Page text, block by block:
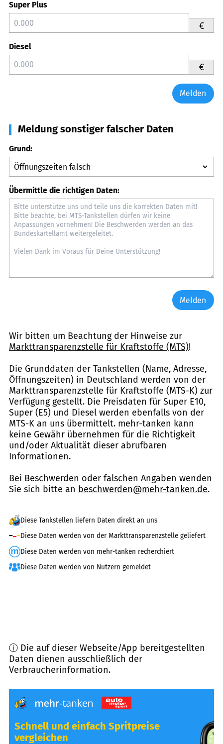
Super Plus
€
Diesel
€
Melden
Meldung sonstiger falscher Daten
Grund:
Übermittle die richtigen Daten:
Melden
Wir bitten um Beachtung der Hinweise zur
Markttransparenzstelle für Kraftstoffe (MTS)!
Die Grunddaten der Tankstellen (Name, Adresse,
Öffnungszeiten) in Deutschland werden von der
Markttransparenzstelle für Kraftstoffe (MTS-K) zur
Verfügung gestellt. Die Preisdaten für Super E10,
Super (E5) und Diesel werden ebenfalls von der
MTS-K an uns übermittelt. mehr-tanken kann
keine Gewähr übernehmen für die Richtigkeit
und/oder Aktualität dieser abrufbaren
Informationen.
Bei Beschwerden oder falschen Angaben wenden
Sie sich bitte an beschwerden@mehr-tanken.de.
Diese Tankstellen liefern Daten direkt an uns
Diese Daten werden von der Markttransparenzstelle geliefert
Diese Daten werden von mehr-tanken recherchiert
Diese Daten werden von Nutzern gemeldet
ⓘ Die auf dieser Webseite/App bereitgestellten
Daten dienen ausschließlich der
Verbraucherinformation.
Schnell und einfach Spritpreise
vergleichen